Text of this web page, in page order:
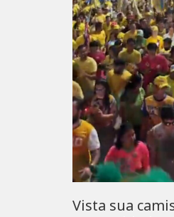
Vista sua